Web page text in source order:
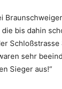
bis dahin
sehr
Sieger aus!“